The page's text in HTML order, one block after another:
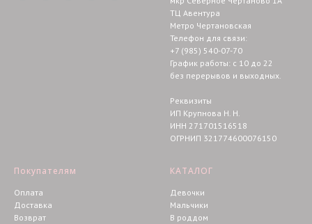
ТЦ Авентура
Метро Чертановская
Телефон для связи:
+7 (985) 540-07-70
График работы: с 10 до 22
без перерывов и выходных.
Реквизиты
ИП Крупнова Н. Н.
ИНН 271701516518
ОГРНИП 321774600076150
Покупателям
Оплата
Доставка
Возврат
КАТАЛОГ
Девочки
Мальчики
В роддом